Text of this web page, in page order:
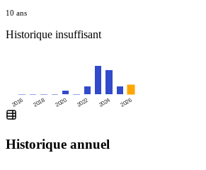
10 ans
Historique insuffisant
2016 2018 2020 2022 2024 2026
Historique annuel